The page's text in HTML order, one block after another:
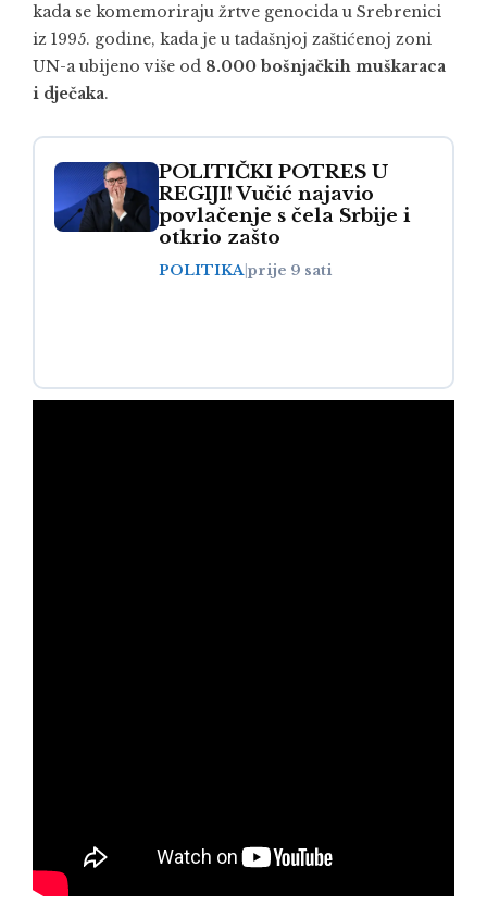
kada se komemoriraju žrtve genocida u Srebrenici
iz 1995. godine, kada je u tadašnjoj zaštićenoj zoni
UN-a ubijeno više od 8.000 bošnjačkih muškaraca
i dječaka.
POLITIČKI POTRES U
REGIJI! Vučić najavio
povlačenje s čela Srbije i
otkrio zašto
POLITIKAprije 9 sati